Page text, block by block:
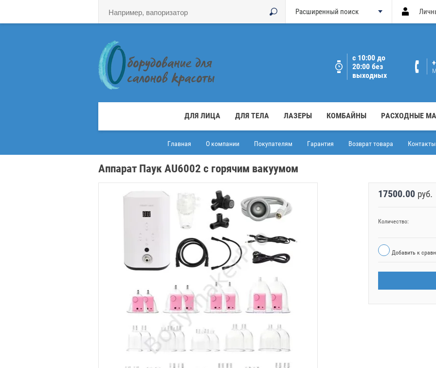
Расширенный поиск
с 10:00 до
20:00 без
выходных
ДЛЯ ЛИЦА ДЛЯ ТЕЛА ЛАЗЕРЫ КОМБАЙНЫ РАСХОДНЫЕ
Главная О компании Покупателям Гарантия Возврат товара Контакты
Аппарат Паук AU6002 с горячим вакуумом
17500.00 руб.
Количество:
Добавить к